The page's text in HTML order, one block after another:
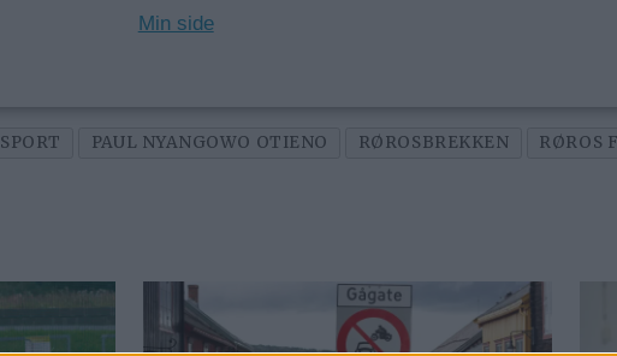
Min side
SPORT PAUL NYANGOWO OTIENO RØROSBREKKEN RØROS